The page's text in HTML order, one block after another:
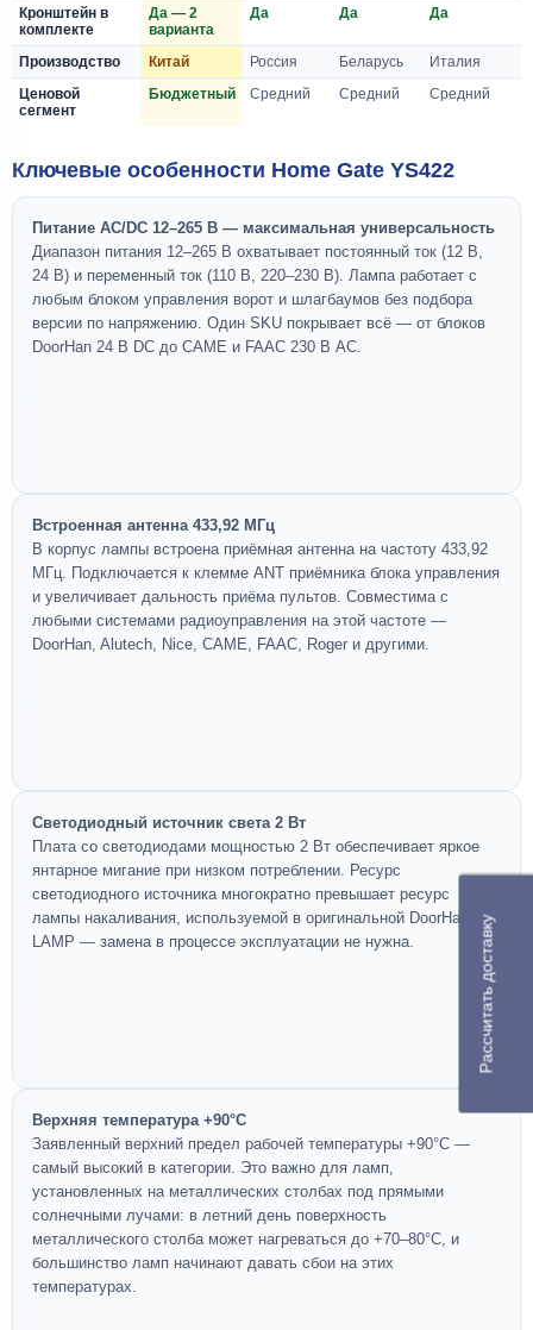
Кронштейн в
комплекте
Да — 2
варианта
Да Да Да
Производство Китай Россия Беларусь
Италия
Ценовой
сегмент
Бюджетный Средний Средний Средний
Ключевые особенности Home Gate YS422
Питание AC/DC 12–265 В — максимальная универсальность
Диапазон питания 12–265 В охватывает постоянный ток (12 В,
24 В) и переменный ток (110 В, 220–230 В). Лампа работает с
любым блоком управления ворот и шлагбаумов без подбора
версии по напряжению. Один SKU покрывает всё — от блоков
DoorHan 24 В DC до CAME и FAAC 230 В AC.
Встроенная антенна 433,92 МГц
В корпус лампы встроена приёмная антенна на частоту 433,92
МГц. Подключается к клемме ANT приёмника блока управления
и увеличивает дальность приёма пультов. Совместима с
любыми системами радиоуправления на этой частоте —
DoorHan, Alutech, Nice, CAME, FAAC, Roger и другими.
Светодиодный источник света 2 Вт
Плата со светодиодами мощностью 2 Вт обеспечивает яркое
янтарное мигание при низком потреблении. Ресурс
светодиодного источника многократно превышает ресурс
лампы накаливания, используемой в оригинальной DoorHan
LAMP — замена в процессе эксплуатации не нужна.
Верхняя температура +90°C
Заявленный верхний предел рабочей температуры +90°C —
самый высокий в категории. Это важно для ламп,
установленных на металлических столбах под прямыми
солнечными лучами: в летний день поверхность
металлического столба может нагреваться до +70–80°C, и
большинство ламп начинают давать сбои на этих
температурах.
Рассчитать доставку